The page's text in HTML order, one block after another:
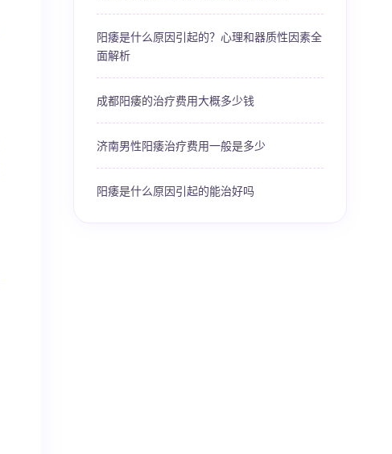
阳痿是什么原因引起的？心理和器质性因素全
面解析
成都阳痿的治疗费用大概多少钱
济南男性阳痿治疗费用一般是多少
阳痿是什么原因引起的能治好吗